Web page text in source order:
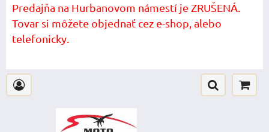
Predajňa na Hurbanovom námestí je ZRUŠENÁ.
Tovar si môžete objednať cez e-shop, alebo
telefonicky.